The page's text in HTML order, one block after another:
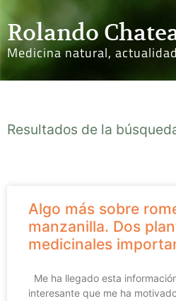
Rolando
Medicina natural,
Resultados de la
Algo más sobre
manzanilla. Dos
medicinales
Me ha llegado esta
interesante que me ha